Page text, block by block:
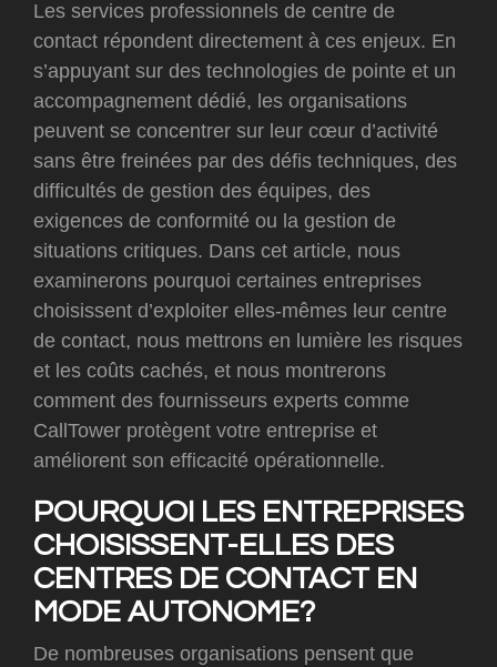
Les services professionnels de centre de
contact répondent directement à ces enjeux. En
s’appuyant sur des technologies de pointe et un
accompagnement dédié, les organisations
peuvent se concentrer sur leur cœur d’activité
sans être freinées par des défis techniques, des
difficultés de gestion des équipes, des
exigences de conformité ou la gestion de
situations critiques. Dans cet article, nous
examinerons pourquoi certaines entreprises
choisissent d’exploiter elles-mêmes leur centre
de contact, nous mettrons en lumière les risques
et les coûts cachés, et nous montrerons
comment des fournisseurs experts comme
CallTower protègent votre entreprise et
améliorent son efficacité opérationnelle.
POURQUOI LES ENTREPRISES
CHOISISSENT-ELLES DES
CENTRES DE CONTACT EN
MODE AUTONOME?
De nombreuses organisations pensent que